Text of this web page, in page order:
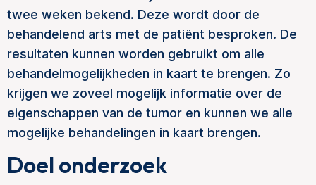
twee weken bekend. Deze wordt door de
behandelend arts met de patiënt besproken. De
resultaten kunnen worden gebruikt om alle
behandelmogelijkheden in kaart te brengen. Zo
krijgen we zoveel mogelijk informatie over de
eigenschappen van de tumor en kunnen we alle
mogelijke behandelingen in kaart brengen.
Doel onderzoek